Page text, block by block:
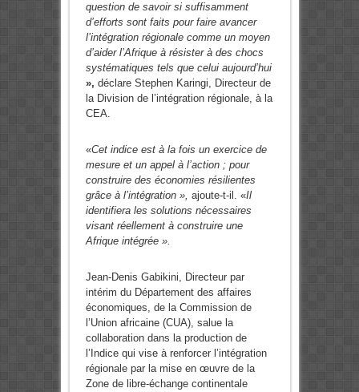
question de savoir si suffisamment
d’efforts sont faits pour faire avancer
l’intégration régionale comme un moyen
d’aider l’Afrique à résister à des chocs
systématiques tels que celui aujourd’hui
», déclare Stephen Karingi, Directeur de
la Division de l’intégration régionale, à la
CEA.
«Cet indice est à la fois un exercice de
mesure et un appel à l’action ; pour
construire des économies résilientes
grâce à l’intégration », ajoute-t-il. «Il
identifiera les solutions nécessaires
visant réellement à construire une
Afrique intégrée ».
Jean-Denis Gabikini, Directeur par
intérim du Département des affaires
économiques, de la Commission de
l’Union africaine (CUA), salue la
collaboration dans la production de
l’Indice qui vise à renforcer l’intégration
régionale par la mise en œuvre de la
Zone de libre-échange continentale